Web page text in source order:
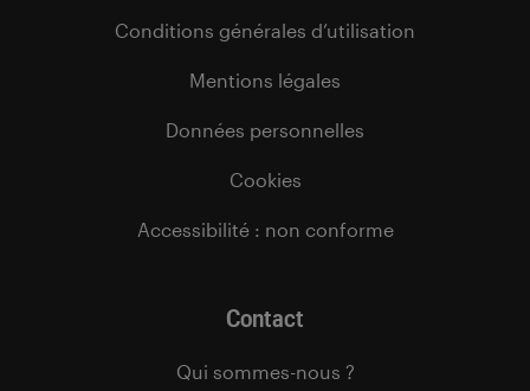
Conditions générales d’utilisation
Mentions légales
Données personnelles
Cookies
Accessibilité : non conforme
Contact
Qui sommes-nous ?